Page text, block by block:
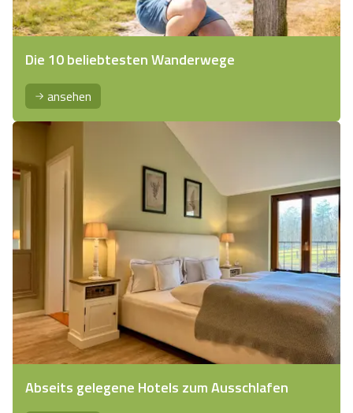
Die 10 beliebtesten Wanderwege
ansehen
Abseits gelegene Hotels zum Ausschlafen